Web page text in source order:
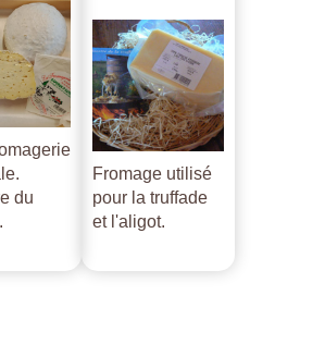
du
Fromage utilisé
pour la truffade
et l'aligot.